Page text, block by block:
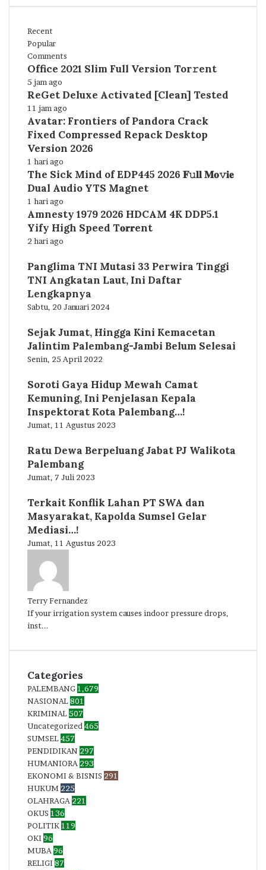
Recent
Popular
Comments
Office 2021 Slim Full Version Tor𝚛ent
5 jam ago
ReGet Deluxe Activated [Clean] Tested
11 jam ago
Avatar: Frontiers of Pandora Crack
Fixed Compressed Repack Desktop
Version 2026
1 hari ago
The Sick Mind of EDP445 2026 𝐅𝚞𝐥𝐥 𝐌𝐨𝚟𝐢𝐞
Dual Audio YTS Magnet
1 hari ago
Amnesty 1979 2026 HDCAM 4K DDP5.1
Yify High Speed T𝐨𝐫𝐫ent
2 hari ago
Panglima TNI Mutasi 33 Perwira Tinggi
TNI Angkatan Laut, Ini Daftar
Lengkapnya
Sabtu, 20 Januari 2024
Sejak Jumat, Hingga Kini Kemacetan
Jalintim Palembang-Jambi Belum Selesai
Senin, 25 April 2022
Soroti Gaya Hidup Mewah Camat
Kemuning, Ini Penjelasan Kepala
Inspektorat Kota Palembang…!
Jumat, 11 Agustus 2023
Ratu Dewa Berpeluang Jabat PJ Walikota
Palembang
Jumat, 7 Juli 2023
Terkait Konflik Lahan PT SWA dan
Masyarakat, Kapolda Sumsel Gelar
Mediasi…!
Jumat, 11 Agustus 2023
Terry Fernandez
If your irrigation system causes indoor pressure drops,
inst...
Categories
PALEMBANG1,679
NASIONAL801
KRIMINAL507
Uncategorized 465
SUMSEL457
PENDIDIKAN 297
HUMANIORA 293
EKONOMI & BISNIS 291
HUKUM 225
OLAHRAGA 221
OKUS 136
POLITIK119
OKI96
MUBA 96
RELIGI87